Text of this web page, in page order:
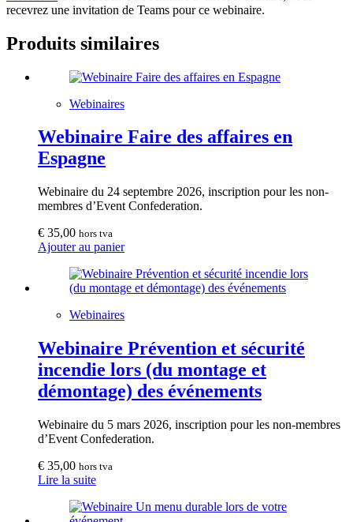
recevrez une invitation de Teams pour ce webinaire.
Produits similaires
Webinaires
Webinaire Faire des affaires en
Espagne
Webinaire du 24 septembre 2026, inscription pour les non-
membres d’Event Confederation.
€ 35,00 hors tva
Ajouter au panier
Webinaires
Webinaire Prévention et sécurité
incendie lors (du montage et
démontage) des événements
Webinaire du 5 mars 2026, inscription pour les non-membres
d’Event Confederation.
€ 35,00 hors tva
Lire la suite